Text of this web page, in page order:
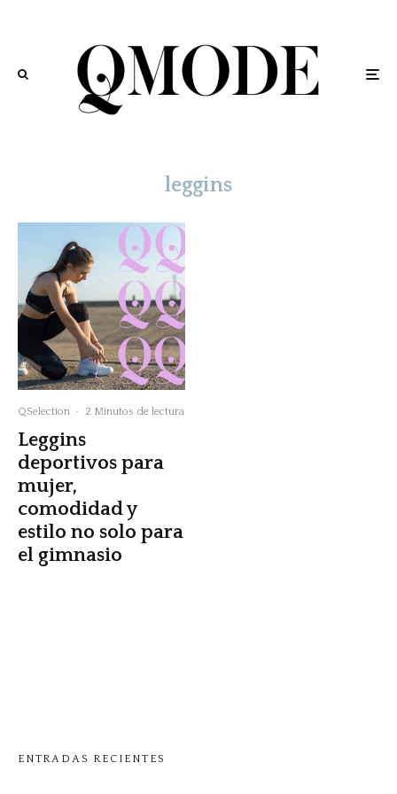
leggins
QSelection · 2 Minutos de lectura
Leggins
deportivos para
mujer,
comodidad y
estilo no solo para
el gimnasio
ENTRADAS RECIENTES